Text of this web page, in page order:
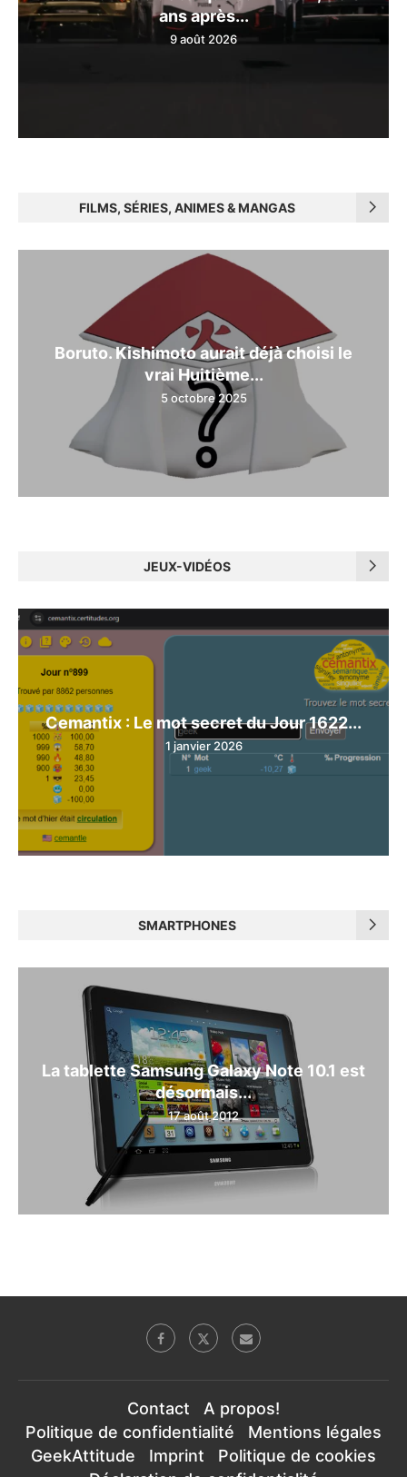
ans après...
9 août 2026
FILMS, SÉRIES, ANIMES & MANGAS
Boruto. Kishimoto aurait déjà choisi le
vrai Huitième...
5 octobre 2025
JEUX-VIDÉOS
Cemantix : Le mot secret du Jour 1622...
1 janvier 2026
SMARTPHONES
La tablette Samsung Galaxy Note 10.1 est
désormais...
17 août 2012
Contact
A propos!
Politique de confidentialité
Mentions légales
GeekAttitude
Imprint
Politique de cookies